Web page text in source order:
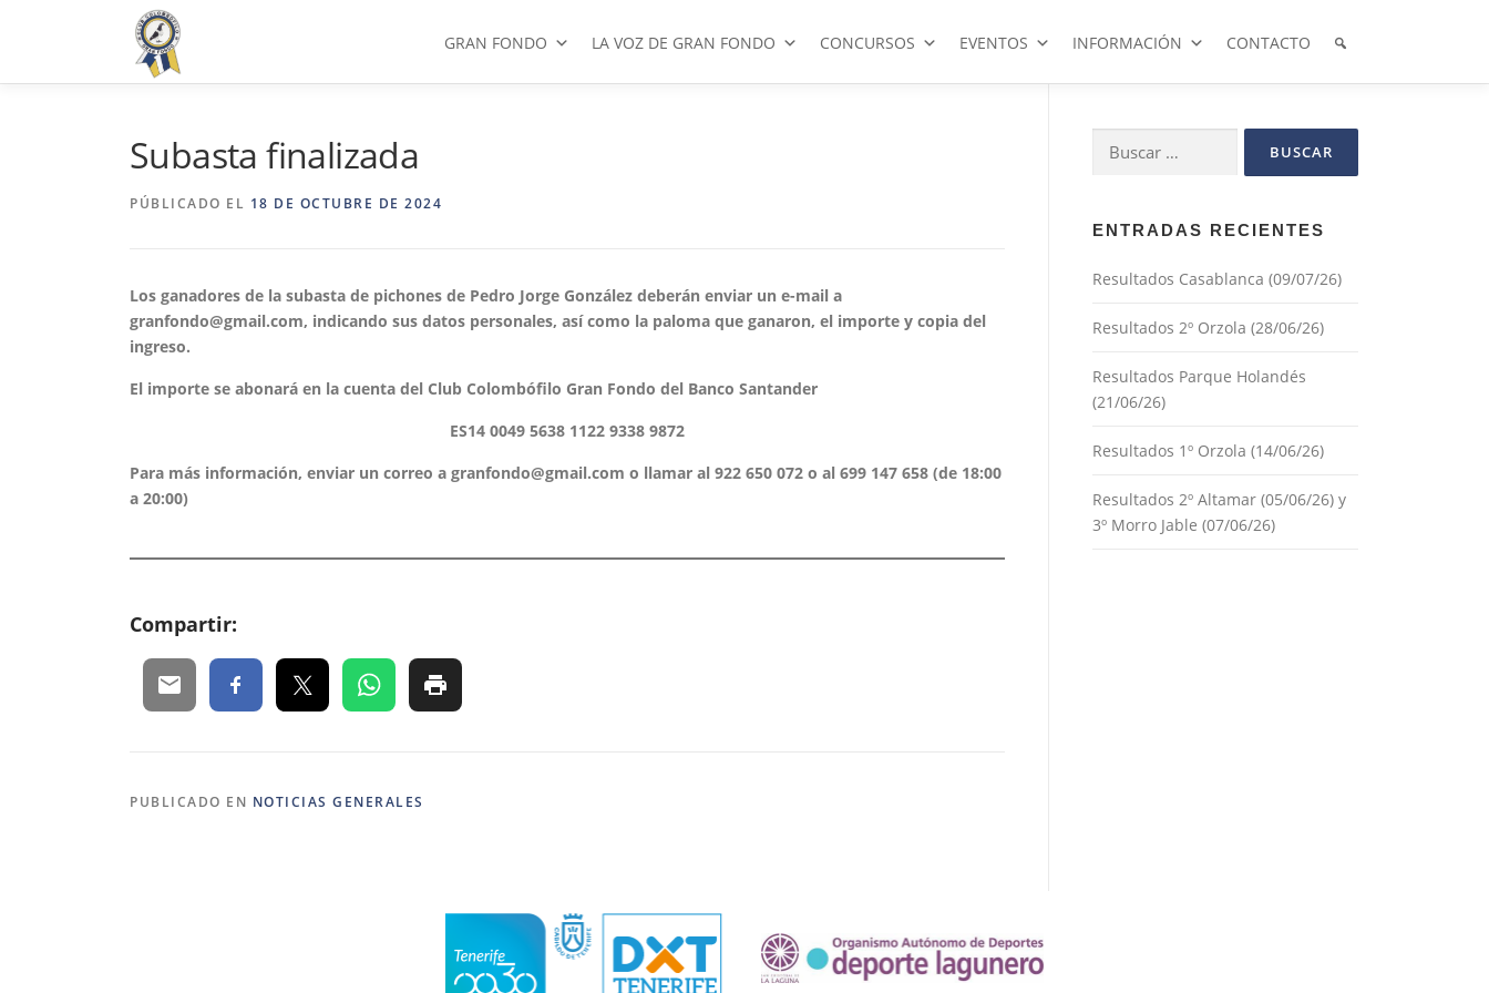
GRAN FONDO LA VOZ DE GRAN FONDO CONCURSOS EVENTOS INFORMACIÓN CONTACTO
Subasta finalizada
PÚBLICADO EL 18 DE OCTUBRE DE 2024
Los ganadores de la subasta de pichones de Pedro Jorge González deberán enviar un e-mail a
granfondo@gmail.com, indicando sus datos personales, así como la paloma que ganaron, el importe y copia del
ingreso.
El importe se abonará en la cuenta del Club Colombófilo Gran Fondo del Banco Santander
ES14 0049 5638 1122 9338 9872
Para más información, enviar un correo a granfondo@gmail.com o llamar al 922 650 072 o al 699 147 658 (de 18:00
a 20:00)
Compartir:
PUBLICADO EN NOTICIAS GENERALES
ENTRADAS RECIENTES
Resultados Casablanca (09/07/26)
Resultados 2º Orzola (28/06/26)
Resultados Parque Holandés
(21/06/26)
Resultados 1º Orzola (14/06/26)
Resultados 2º Altamar (05/06/26) y
3º Morro Jable (07/06/26)